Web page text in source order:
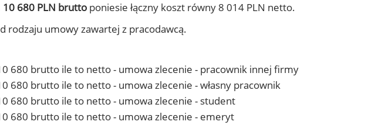
10 680 PLN brutto poniesie łączny koszt równy 8 014 PLN netto.
rodzaju umowy zawartej z pracodawcą.
680 brutto ile to netto - umowa zlecenie - pracownik innej firmy
680 brutto ile to netto - umowa zlecenie - własny pracownik
680 brutto ile to netto - umowa zlecenie - student
680 brutto ile to netto - umowa zlecenie - emeryt